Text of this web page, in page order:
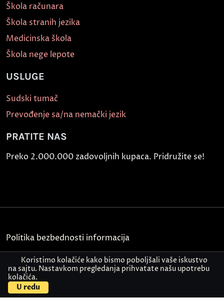
Škola računara
Škola stranih jezika
Medicinska škola
Škola nege lepote
USLUGE
Sudski tumač
Prevođenje sa/na nemački jezik
PRATITE NAS
Preko 2.000.000 zadovoljnih kupaca. Pridružite se!
Politika bezbednosti informacija
Kontakt
© Akademija Oxford 2026.
Koristimo kolačiće kako bismo poboljšali vaše iskustvo
na sajtu. Nastavkom pregledanja prihvatate našu upotrebu
kolačića.
U redu